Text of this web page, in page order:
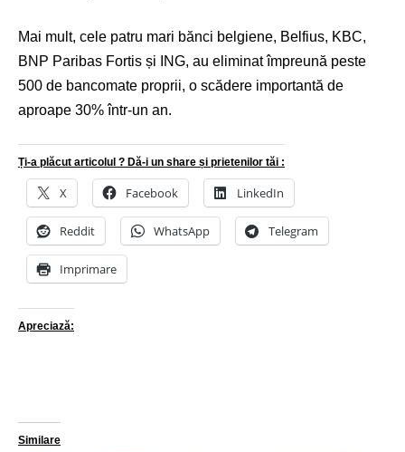
Mai mult, cele patru mari bănci belgiene, Belfius, KBC,
BNP Paribas Fortis și ING, au eliminat împreună peste
500 de bancomate proprii, o scădere importantă de
aproape 30% într-un an.
Ți-a plăcut articolul ? Dă-i un share și prietenilor tăi :
X Facebook LinkedIn
Reddit WhatsApp Telegram
Imprimare
Apreciază:
Similare